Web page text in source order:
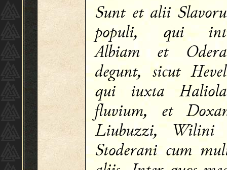
Sunt et alii
populi, qui
Albiam et
degunt, sicut
qui iuxta
fluvium, et
Liubuzzi, Wilini
Stoderani cum